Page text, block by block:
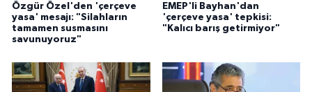
Özgür Özel'den 'çerçeve
yasa' mesajı: "Silahların
tamamen susmasını
savunuyoruz"
EMEP'li Bayhan'dan
'çerçeve yasa' tepkisi:
"Kalıcı barış getirmiyor"